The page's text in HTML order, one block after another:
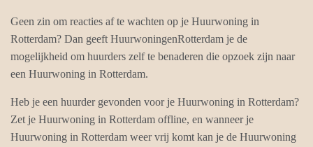
Geen zin om reacties af te wachten op je Huurwoning in
Rotterdam? Dan geeft HuurwoningenRotterdam je de
mogelijkheid om huurders zelf te benaderen die opzoek zijn naar
een Huurwoning in Rotterdam.
Heb je een huurder gevonden voor je Huurwoning in Rotterdam?
Zet je Huurwoning in Rotterdam offline, en wanneer je
Huurwoning in Rotterdam weer vrij komt kan je de Huurwoning